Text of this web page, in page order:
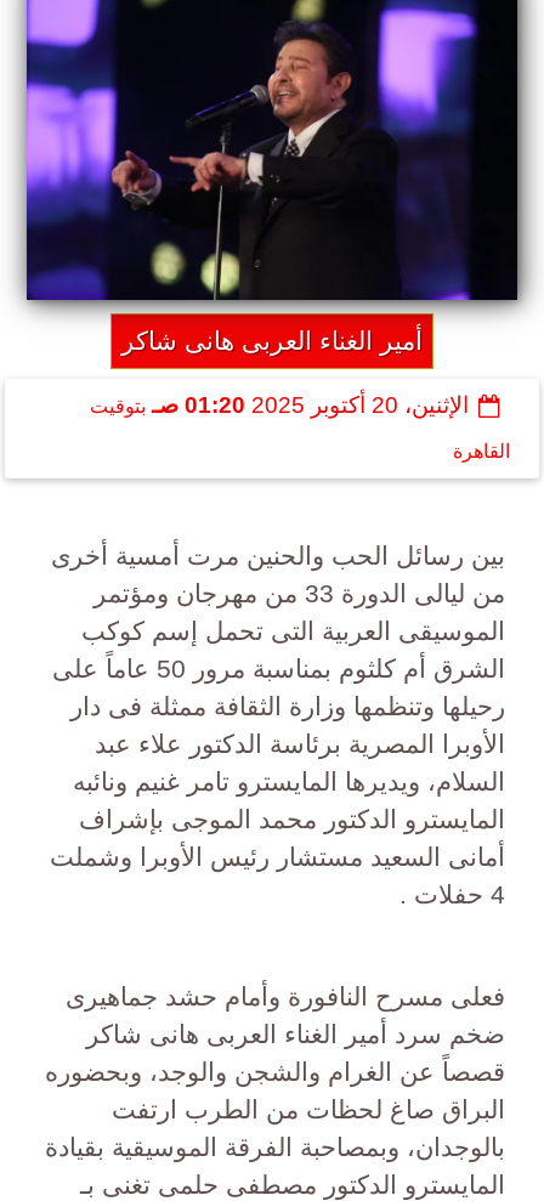
أمير الغناء العربى هانى شاكر
الإثنين، 20 أكتوبر 2025 01:20 صـ بتوقيت
القاهرة
بين رسائل الحب والحنين مرت أمسية أخرى
من ليالى الدورة 33 من مهرجان ومؤتمر
الموسيقى العربية التى تحمل إسم كوكب
الشرق أم كلثوم بمناسبة مرور 50 عاماً على
رحيلها وتنظمها وزارة الثقافة ممثلة فى دار
الأوبرا المصرية برئاسة الدكتور علاء عبد
السلام، ويديرها المايسترو تامر غنيم ونائبه
المايسترو الدكتور محمد الموجى بإشراف
أمانى السعيد مستشار رئيس الأوبرا وشملت
4 حفلات .
فعلى مسرح النافورة وأمام حشد جماهيرى
ضخم سرد أمير الغناء العربى هانى شاكر
قصصاً عن الغرام والشجن والوجد، وبحضوره
البراق صاغ لحظات من الطرب ارتفت
بالوجدان، وبمصاحبة الفرقة الموسيقية بقيادة
المايسترو الدكتور مصطفى حلمى تغنى بـ